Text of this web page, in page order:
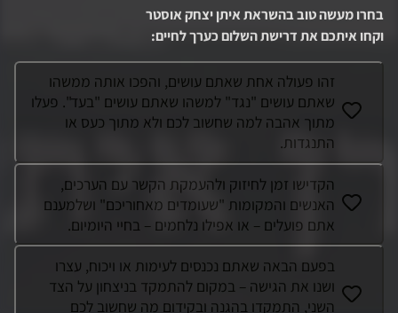
המלחמה אמר איתן לחייליו: "בכל דור ודור יש גיבורים! והמדינה
והעם לא יוכלו להתקיים בלי אותם...
בחרו מעשה טוב בהשראתאיתן יצחק אוסטר
וקחו איתכם את דרישת השלום כערך לחיים:
זהו פעולה אחת שאתם עושים, והפכו אותה ממשהו
שאתם עושים "נגד" למשהו שאתם עושים "בעד". פעלו
מתוך אהבה למה שחשוב לכם ולא מתוך כעס או
התנגדות.
הקדישו זמן לחיזוק ולהעמקת הקשר עם הערכים,
האנשים והמקומות "שעומדים מאחוריכם" ושלמענם
אתם פועלים – או אפילו נלחמים – בחיי היומיום.
בפעם הבאה שאתם נכנסים לעימות או ויכוח, עצרו
ושנו את הגישה – במקום להתמקד בניצחון על הצד
השני, התמקדו בהגנה ובקידום מה שחשוב לכם